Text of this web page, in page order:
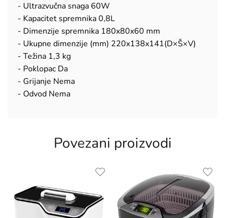
- Ultrazvučna snaga 60W
- Kapacitet spremnika 0,8L
- Dimenzije spremnika 180x80x60 mm
- Ukupne dimenzije (mm) 220x138x141(D×Š×V)
- Težina 1,3 kg
- Poklopac Da
- Grijanje Nema
- Odvod Nema
Povezani proizvodi